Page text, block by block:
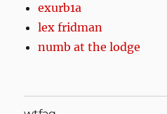
exurb1a
lex fridman
numb at the lodge